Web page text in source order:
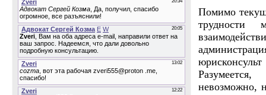
Помимо
трудности
невозможно,